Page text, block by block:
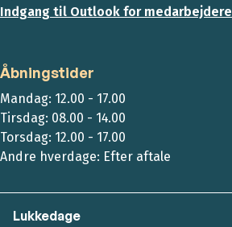
Indgang til Outlook for medarbejdere
Åbningstider
Mandag: 12.00 - 17.00
Tirsdag: 08.00 - 14.00
Torsdag: 12.00 - 17.00
Andre hverdage: Efter aftale
Lukkedage